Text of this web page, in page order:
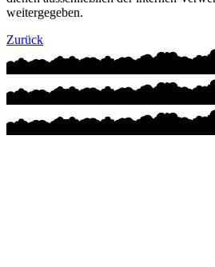
weitergegeben.
Zurück